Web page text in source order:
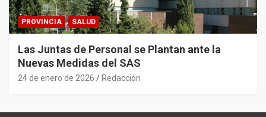
PROVINCIA SALUD
Las Juntas de Personal se Plantan ante la
Nuevas Medidas del SAS
24 de enero de 2026 Redacción